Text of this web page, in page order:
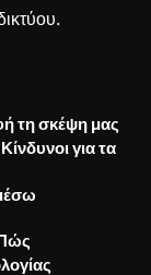
τη σκέψη μας
για τα